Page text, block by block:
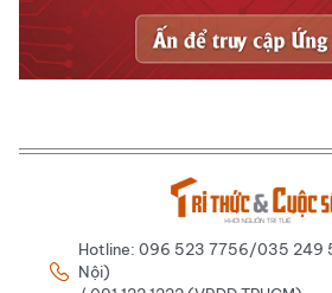
Hotline: 096 523 7756/035 249
Nội)